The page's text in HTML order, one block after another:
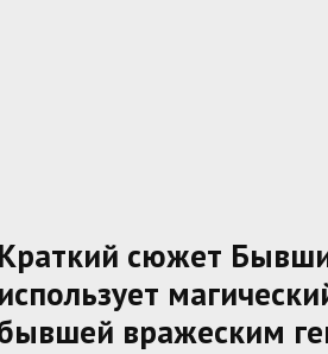
Краткий сюжет
использует
вражеским